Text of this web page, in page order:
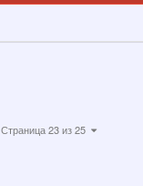
Страница 23 из 25